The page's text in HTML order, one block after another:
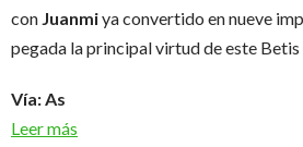
con Juanmiya convertido en nueve
pegada la principal virtud de este Betis
Vía: As
Leer más